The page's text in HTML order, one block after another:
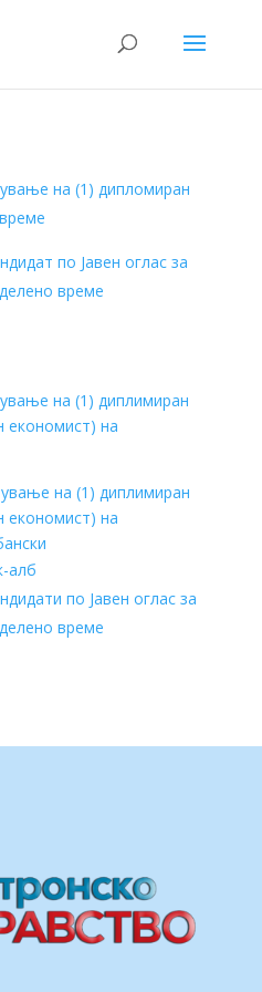
на (1) дипломиран
по Јавен оглас за
време
на (1) диплимиран
економист) на
на (1) диплимиран
економист) на
алб
по Јавен оглас за
време